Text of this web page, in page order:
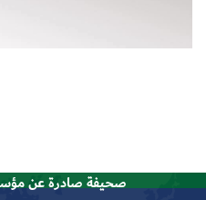
صحيفة صادرة عن